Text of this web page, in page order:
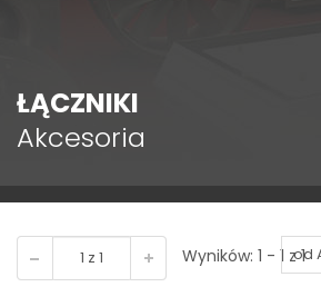
ŁĄCZNIKI
Akcesoria
Wyników: 1 - 1 z 1